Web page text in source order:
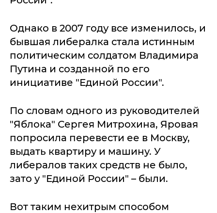
Однако в 2007 году все изменилось, и
бывшая либералка стала истинным
политическим солдатом Владимира
Путина и созданной по его
инициативе "Единой России".
По словам одного из руководителей
"Яблока" Сергея Митрохина, Яровая
попросила перевести ее в Москву,
выдать квартиру и машину. У
либералов таких средств не было,
зато у "Единой России" – были.
Вот таким нехитрым способом